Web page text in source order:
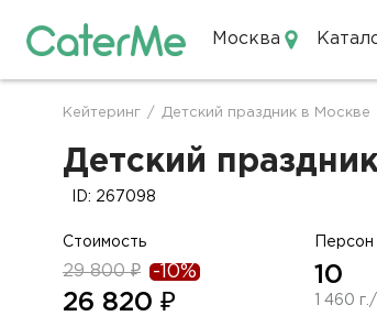
Москва
Строка
навигации
Кейтеринг / Детский праздник в Москве
Детский
ID: 267098
Стоимость
29 800 ₽ -10%
26 820 ₽
Персон
10
1 460